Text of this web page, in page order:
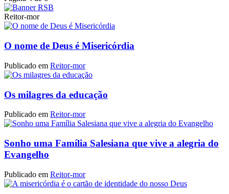
Reitor-mor
O nome de Deus é Misericórdia
Publicado em Reitor-mor
Os milagres da educação
Publicado em Reitor-mor
Sonho uma Família Salesiana que vive a alegria do
Evangelho
Publicado em Reitor-mor